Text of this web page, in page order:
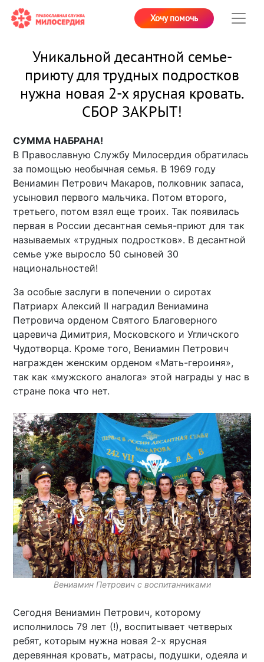
Хочу помочь
Уникальной десантной семье-
приюту для трудных подростков
нужна новая 2-х ярусная кровать.
СБОР ЗАКРЫТ!
СУММА НАБРАНА!
В Православную Службу Милосердия обратилась
за помощью необычная семья. В 1969 году
Вениамин Петрович Макаров, полковник запаса,
усыновил первого мальчика. Потом второго,
третьего, потом взял еще троих. Так появилась
первая в России десантная семья-приют для так
называемых «трудных подростков». В десантной
семье уже выросло 50 сыновей 30
национальностей!
За особые заслуги в попечении о сиротах
Патриарх Алексий II наградил Вениамина
Петровича орденом Святого Благоверного
царевича Димитрия, Московского и Угличского
Чудотворца. Кроме того, Вениамин Петрович
награжден женским орденом «Мать-героиня»,
так как «мужского аналога» этой награды у нас в
стране пока что нет.
Вениамин Петрович с воспитанниками
Сегодня Вениамин Петрович, которому
исполнилось 79 лет (!), воспитывает четверых
ребят, которым нужна новая 2-х ярусная
деревянная кровать, матрасы, подушки, одеяла и